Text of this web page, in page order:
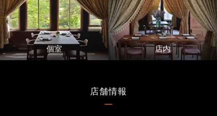
個室 店内
店舗情報